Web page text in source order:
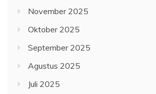
November 2025
Oktober 2025
September 2025
Agustus 2025
Juli 2025